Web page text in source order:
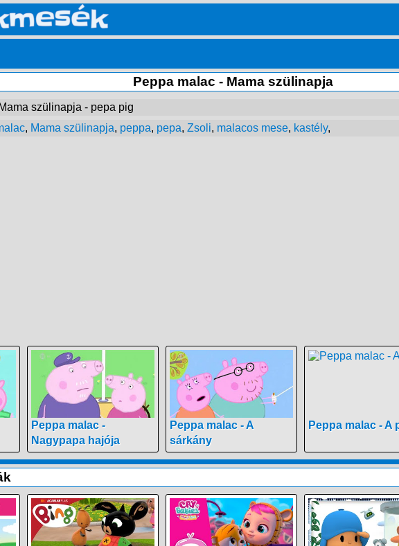
Peppa malac - Mama szülinapja
szülinapja - pepa pig
, Mama szülinapja, peppa, pepa, Zsoli, malacos mese, kastély,
Peppa malac -
Nagypapa hajója
Peppa malac - A
sárkány
Peppa malac - A